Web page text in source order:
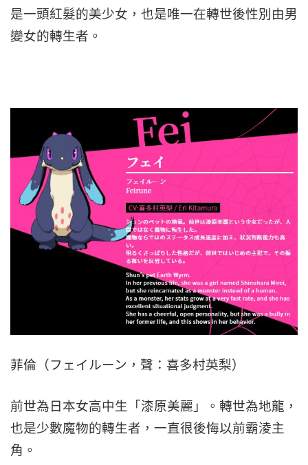
是一頭紅髮的美少女，也是唯一在轉世後性別由男
變女的轉生者。
菲倫（フェイルーン，聲：喜多村英梨）
前世為日本女高中生「漆原美麗」。轉世為地龍，
也是少數魔物的轉生者，一直很後悔以前霸淩主
角。